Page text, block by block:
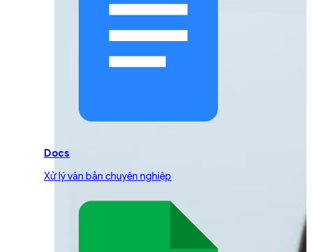
Docs
Xử lý văn bản chuyên nghiệp